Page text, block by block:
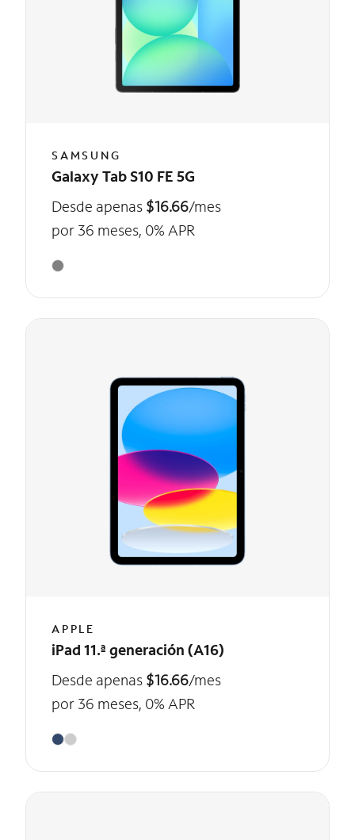
SAMSUNG
Galaxy Tab S10 FE 5G
Desde apenas $16.66/mes
por 36 meses, 0% APR
APPLE
iPad 11.ª generación (A16)
Desde apenas $16.66/mes
por 36 meses, 0% APR